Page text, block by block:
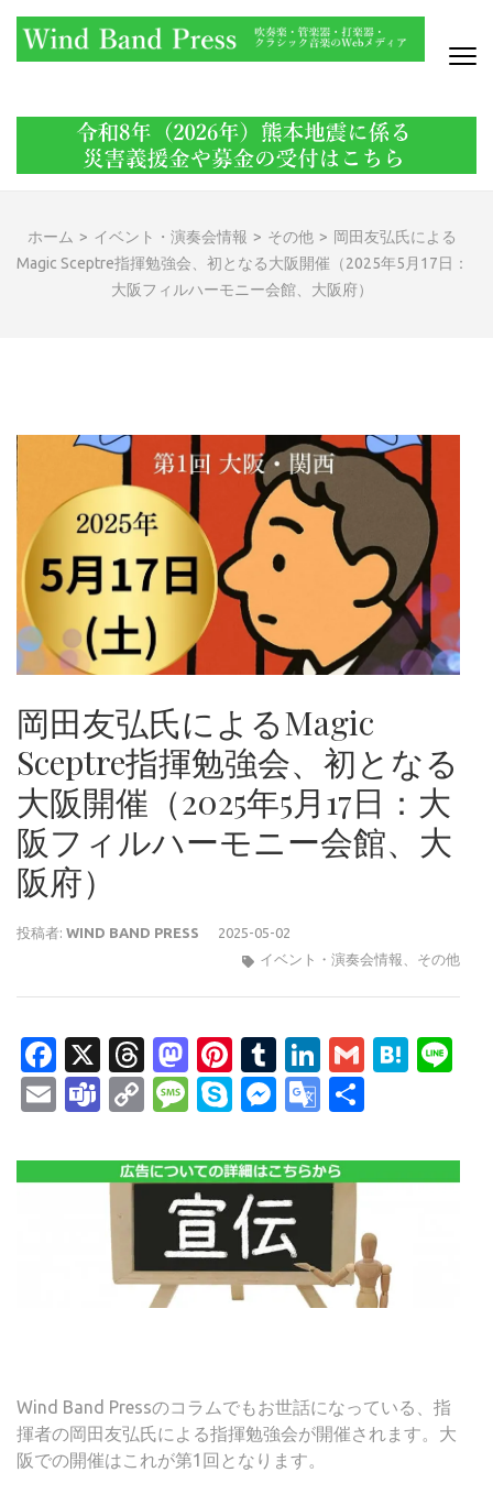
(Enter
ホーム > イベント・演奏会情報 > その他 > 岡田友弘氏による
Magic Sceptre指揮勉強会、初となる大阪開催（2025年5月17日：
大阪フィルハーモニー会館、大阪府）
岡田友弘氏によるMagic
Sceptre指揮勉強会、初となる
大阪開催（2025年5月17日：大
阪フィルハーモニー会館、大
阪府）
投稿者: WIND BAND PRESS
2025-05-02
イベント・演奏会情報
その他
Facebook
X Threads
Mastodon
Pinterest
Tumblr
LinkedIn
Gmail
EmailTeams
CopyMessage
SkypeMessenger
Google
Wind Band Pressのコラムでもお世話になっている、指
揮者の岡田友弘氏による指揮勉強会が開催されます。大
阪での開催はこれが第1回となります。